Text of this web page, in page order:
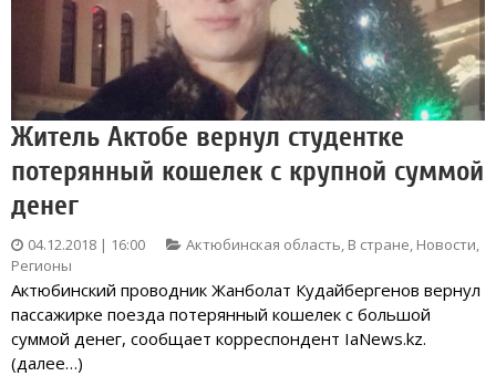
Житель Актобе вернул студентке
потерянный кошелек с крупной суммой
денег
04.12.2018 | 16:00 Актюбинская область, В стране, Новости,
Регионы
Актюбинский проводник Жанболат Кудайбергенов вернул
пассажирке поезда потерянный кошелек с большой
суммой денег, сообщает корреспондент IaNews.kz.
(далее…)